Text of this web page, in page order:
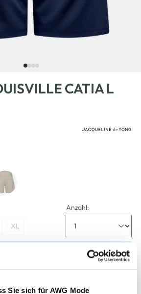
Sie sich für AWG Mode
CATIA L
XL
Anzahl: